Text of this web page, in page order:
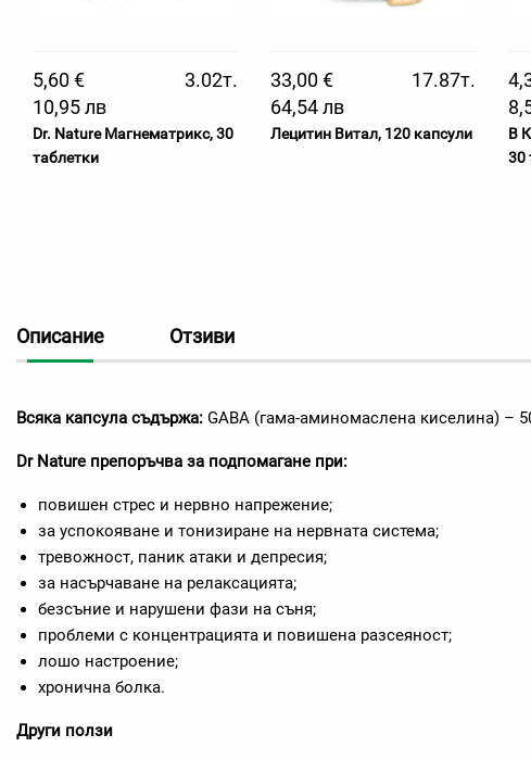
5,60 €
3.02т.
10,95 лв
Dr. Nature Магнематрикс, 30
таблетки
33,00 €
17.87т.
64,54 лв
Лецитин Витал, 120 капсули
В
30
Описание Отзиви
Всяка капсула съдържа: GABA (гама-аминомаслена киселина) –
Dr Nаture препоръчва за подпомагане при:
повишен стрес и нервно напрежение;
за успокояване и тонизиране на нервната система;
тревожност, паник атаки и депресия;
за насърчаване на релаксацията;
безсъние и нарушени фази на съня;
проблеми с концентрацията и повишена разсеяност;
лошо настроение;
хронична болка.
Други ползи